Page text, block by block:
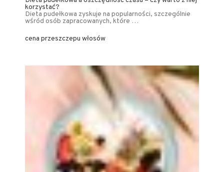
korzystać?
Dieta pudełkowa zyskuje na popularności, szczególnie
wśród osób zapracowanych, które …
cena przeszczepu włosów